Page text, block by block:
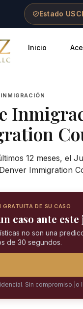
Estado
Inicio
12 meses, el
Immigration
GRATUITA DE SU CASO
caso ante este
no son una
de 30 segundos.
Sin compromiso. o